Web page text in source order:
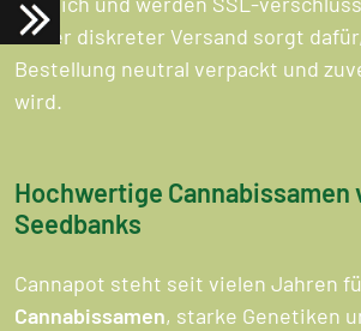
Unser diskreter Versand sorgt
Bestellung neutral verpackt und
wird.
Hochwertige Cannabissamen
Seedbanks
Cannapot steht seit vielen Jahren
Cannabissamen, starke Genetiken